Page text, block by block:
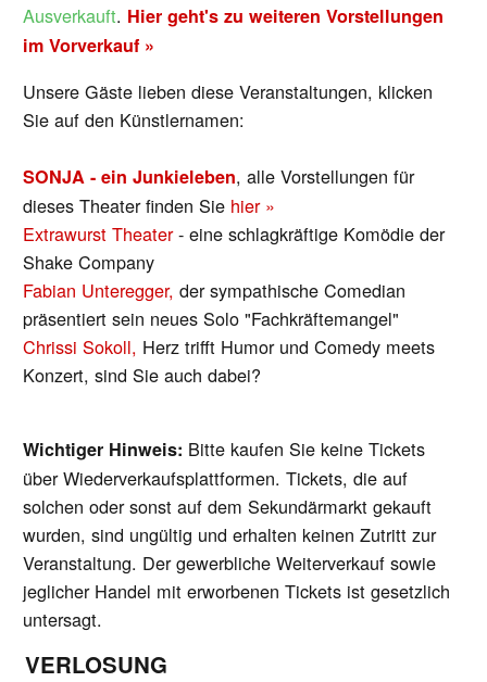
Ausverkauft. Hier geht's zu weiteren Vorstellungen
im Vorverkauf »
Unsere Gäste lieben diese Veranstaltungen, klicken
Sie auf den Künstlernamen:
SONJA - ein Junkieleben, alle Vorstellungen für
dieses Theater finden Sie hier »
Extrawurst Theater- eine schlagkräftige Komödie der
Shake Company
Fabian Unteregger,der sympathische Comedian
präsentiert sein neues Solo "Fachkräftemangel"
Chrissi Sokoll, Herz trifft Humor und Comedy meets
Konzert, sind Sie auch dabei?
Wichtiger Hinweis: Bitte kaufen Sie keine Tickets
über Wiederverkaufsplattformen. Tickets, die auf
solchen oder sonst auf dem Sekundärmarkt gekauft
wurden, sind ungültig und erhalten keinen Zutritt zur
Veranstaltung. Der gewerbliche Weiterverkauf sowie
jeglicher Handel mit erworbenen Tickets ist gesetzlich
untersagt.
VERLOSUNG